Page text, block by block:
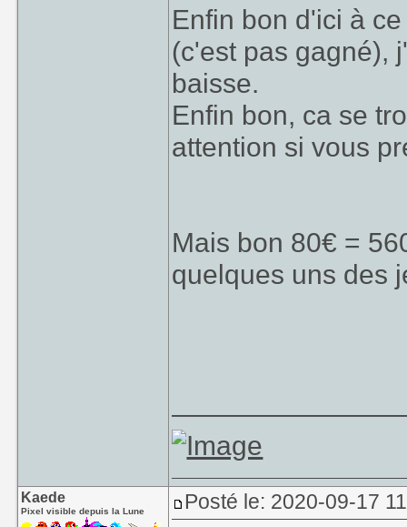
Enfin bon d'ici à
(c'est pas gagné),
baisse.
Enfin bon, ca se
attention si vous
Mais bon 80€ =
quelques uns des
Kaede
Pixel visible depuis la Lune Posté le: 2020-09-17